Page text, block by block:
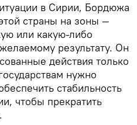
в Сирии, Бордюжа
страны на зоны —
или какую-либо
результату. Он
действия только
нужно
стабильность
чтобы прекратить